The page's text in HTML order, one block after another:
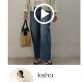
kaho